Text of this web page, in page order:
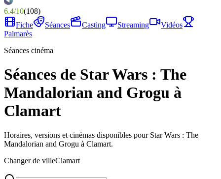
6.4/10(108)
Fiche
Séances Casting Streaming
Vidéos
Palmarès
Séances cinéma
Séances de Star Wars : The
Mandalorian and Grogu à
Clamart
Horaires, versions et cinémas disponibles pour Star Wars : The
Mandalorian and Grogu à Clamart.
Changer de villeClamart